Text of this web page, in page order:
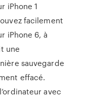
iPhone 1
facilement
iPhone 6, à
une
sauvegarde
effacé.
avec